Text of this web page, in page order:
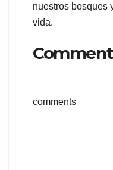
nuestros bosques
vida.
comments